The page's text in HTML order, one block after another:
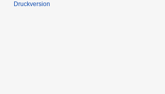
Druckversion